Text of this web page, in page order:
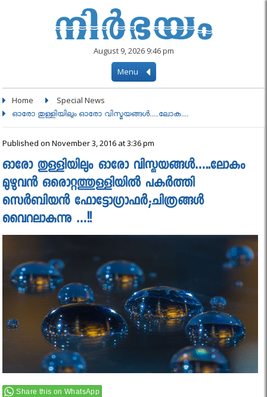
August 9, 2026 9:46 pm
Menu
Home Special News
ഓരോ തുള്ളിയിലും ഓരോ വിസ്മയങ്ങള്‍.....ലോക....
Published on November 3, 2016 at 3:36 pm
ഓരോ തുള്ളിയിലും ഓരോ വിസ്മയങ്ങള്‍…..ലോകം
മുഴുവന്‍ ഒരൊറ്റത്തുള്ളിയില്‍ പകര്‍ത്തി
സെര്‍ബിയന്‍ ഫോട്ടോഗ്രാഫര്‍;ചിത്രങ്ങൾ
വൈറലാകുന്നു …!!
Share this on WhatsApp